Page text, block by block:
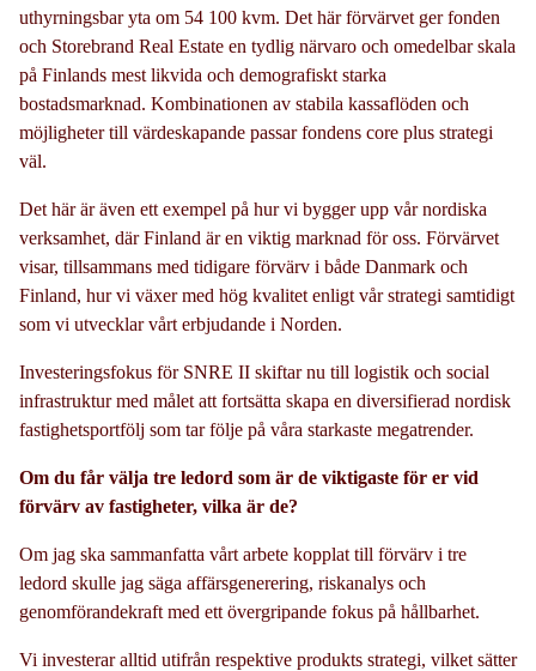
uthyrningsbar yta om 54 100 kvm. Det här förvärvet ger fonden
och Storebrand Real Estate en tydlig närvaro och omedelbar skala
på Finlands mest likvida och demografiskt starka
bostadsmarknad. Kombinationen av stabila kassaflöden och
möjligheter till värdeskapande passar fondens core plus strategi
väl.
Det här är även ett exempel på hur vi bygger upp vår nordiska
verksamhet, där Finland är en viktig marknad för oss. Förvärvet
visar, tillsammans med tidigare förvärv i både Danmark och
Finland, hur vi växer med hög kvalitet enligt vår strategi samtidigt
som vi utvecklar vårt erbjudande i Norden.
Investeringsfokus för SNRE II skiftar nu till logistik och social
infrastruktur med målet att fortsätta skapa en diversifierad nordisk
fastighetsportfölj som tar följe på våra starkaste megatrender.
Om du får välja tre ledord som är de viktigaste för er vid
förvärv av fastigheter, vilka är de?
Om jag ska sammanfatta vårt arbete kopplat till förvärv i tre
ledord skulle jag säga affärsgenerering, riskanalys och
genomförandekraft med ett övergripande fokus på hållbarhet.
Vi investerar alltid utifrån respektive produkts strategi, vilket sätter